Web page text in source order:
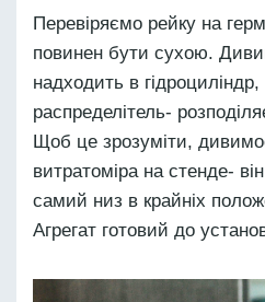
Перевіряємо рейку на
повинен бути сухою.
надходить в
распределітель-
Щоб це зрозуміти,
витратоміра на стенде-
самий низ в крайніх
Агрегат готовий до